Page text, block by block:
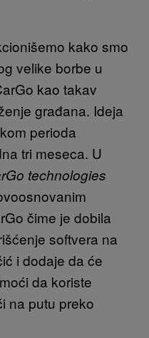
kako smo
velike borbe u
kao takav
građana. Ideja
perioda
tri meseca. U
technologies
čime je dobila
softvera na
i dodaje da će
da koriste
na putu preko